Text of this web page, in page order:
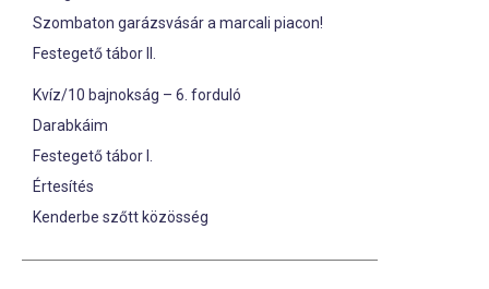
Szombaton garázsvásár a marcali piacon!
Festegető tábor II.
Kvíz/10 bajnokság – 6. forduló
Darabkáim
Festegető tábor I.
Értesítés
Kenderbe szőtt közösség